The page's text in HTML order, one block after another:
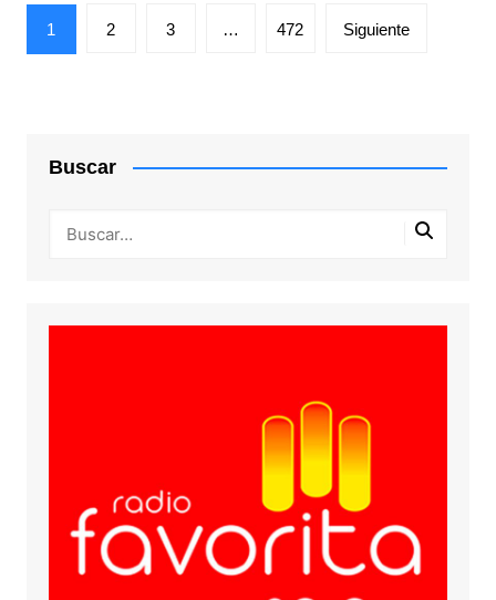
Paginación
de
1 2 3 … 472 Siguiente
Buscar